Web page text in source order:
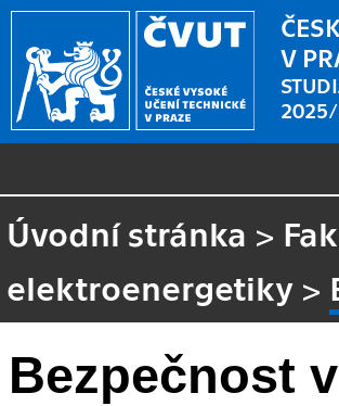
V
Úvodní stránka >
elektroenergetiky >
Bezpečnost